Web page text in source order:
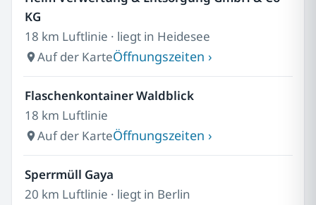
KG
18 km Luftlinie · liegt in Heidesee
Auf der KarteÖffnungszeiten ›
Flaschenkontainer Waldblick
18 km Luftlinie
Auf der KarteÖffnungszeiten ›
Sperrmüll Gaya
20 km Luftlinie · liegt in Berlin